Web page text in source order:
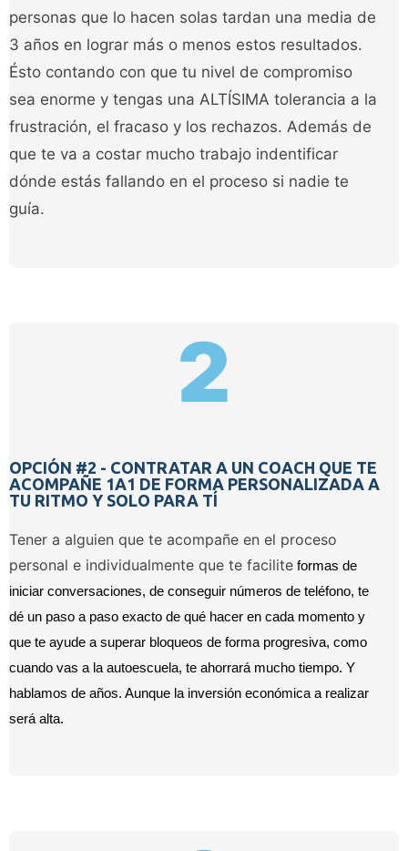
personas que lo hacen solas tardan una media de
3 años en lograr más o menos estos resultados.
Ésto contando con que tu nivel de compromiso
sea enorme y tengas una ALTÍSIMA tolerancia a la
frustración, el fracaso y los rechazos. Además de
que te va a costar mucho trabajo indentificar
dónde estás fallando en el proceso si nadie te
guía.
2
OPCIÓN #2 - CONTRATAR A UN COACH QUE TE
ACOMPAÑE 1A1 DE FORMA PERSONALIZADA A
TU RITMO Y SOLO PARA TÍ
Tener a alguien que te acompañe en el proceso
personal e individualmente que te facilite formas de
iniciar conversaciones, de conseguir números de teléfono, te
dé un paso a paso exacto de qué hacer en cada momento y
que te ayude a superar bloqueos de forma progresiva, como
cuando vas a la autoescuela, te ahorrará mucho tiempo. Y
hablamos de años. Aunque la inversión económica a realizar
será alta.